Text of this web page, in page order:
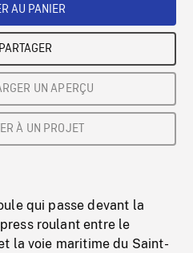
AU PANIER
PARTAGER
UN APERÇU
À UN PROJET
qui passe devant la
roulant entre le
la voie maritime du Saint-